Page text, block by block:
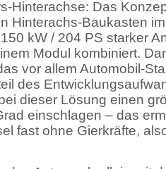
Hinterachse: Das
Hinterachs-Baukasten
kW / 204 PS starker
Modul kombiniert.
vor allem Automobil-
des
dieser Lösung einen
einschlagen – das
fast ohne Gierkräfte,